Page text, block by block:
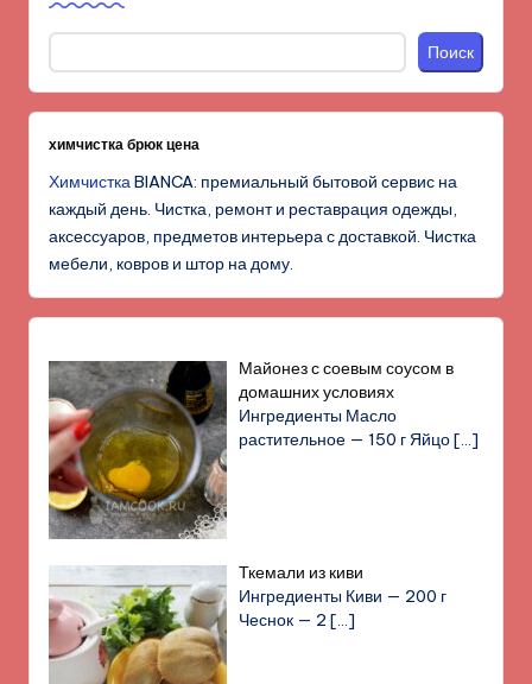
Поиск
химчистка брюк цена
ХимчисткаBIANCA: премиальный бытовой сервис на
каждый день. Чистка, ремонт и реставрация одежды,
аксессуаров, предметов интерьера с доставкой. Чистка
мебели, ковров и штор на дому.
Майонез с соевым соусом в
домашних условиях
Ингредиенты Масло
растительное — 150 г Яйцо[…]
Ткемали из киви
Ингредиенты Киви — 200 г
Чеснок — 2[…]